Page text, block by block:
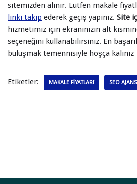
sitemizden alınır. Lütfen makale
linki takip ederek geçiş yapınız. Site
hizmetimiz için ekranınızın alt
seçeneğini kullanabilirsiniz. En
buluşmak temennisiyle hoşça kalınız
Etiketler: MAKALE FIYATLARI SEO